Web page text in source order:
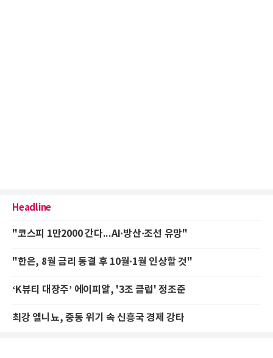
Headline
"코스피 1만2000 간다...AI·방산·조선 유망"
"한은, 8월 금리 동결 후 10월·1월 인상할 것"
‘K뷰티 대장주’ 에이피알, '3조 클럽' 정조준
최강 엘니뇨, 중동 위기 속 신흥국 경제 강타